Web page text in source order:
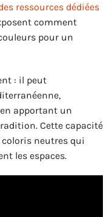
ressources dédiées
comment
pour un
: il peut
apportant un
Cette capacité
coloris neutres qui
les espaces.